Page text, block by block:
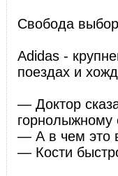
Свобода
Adidas -
поездах и
— Доктор
горнолыжному
— А в чем это
— Кости